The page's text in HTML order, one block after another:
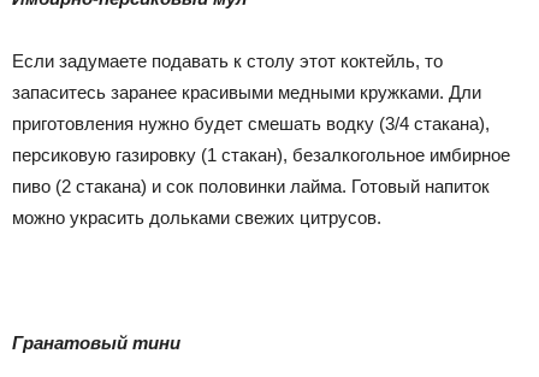
Если задумаете подавать к столу этот коктейль, то
запаситесь заранее красивыми медными кружками. Дли
приготовления нужно будет смешать водку (3/4 стакана),
персиковую газировку (1 стакан), безалкогольное имбирное
пиво (2 стакана) и сок половинки лайма. Готовый напиток
можно украсить дольками свежих цитрусов.
Гранатовый тини